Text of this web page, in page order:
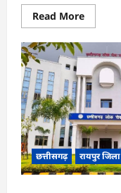
Read MoreRead
more
CG
News:
पाटन
सीट
पर
फंसे
भूपेश
बघेल!
सुप्रीम
कोर्ट
ने
हाईकोर्ट
के
फैसले
छत्तीसगढ़ रायपुर जिला